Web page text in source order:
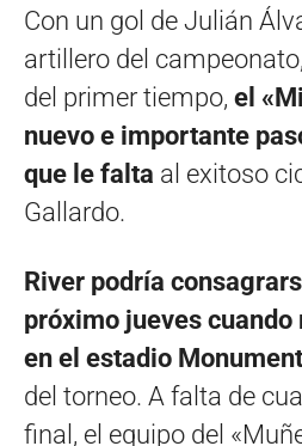
Con un gol de Julián
artillero del
del primer tiempo, el
nuevo e importante
que le falta al exitoso
Gallardo.
River podría
próximo jueves cuando
en el estadio
del torneo. A falta de
final, el equipo del